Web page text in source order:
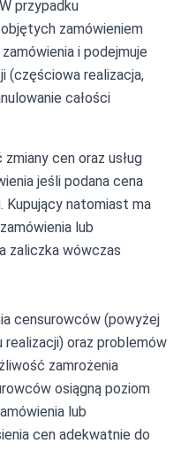
przypadku
zamówieniem
i podejmuje
(częściowa realizacja,
całości
cen oraz usług
jeśli podana cena
Kupujący natomiast ma
lub
zaliczka wówczas
censurowców (powyżej
realizacji) oraz problemów
zamrożenia
osiągną poziom
lub
cen adekwatnie do